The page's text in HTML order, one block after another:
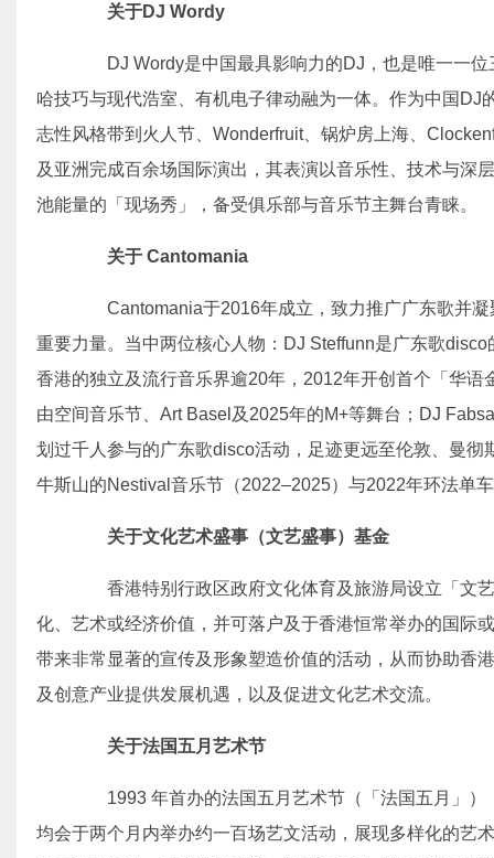
关于DJ Wordy
DJ Wordy是中国最具影响力的DJ，也是唯一一位
哈技巧与现代浩室、有机电子律动融为一体。作为中国
志性风格带到火人节、Wonderfruit、锅炉房上海、
及亚洲完成百余场国际演出，其表演以音乐性、技术与深
池能量的「现场秀」，备受俱乐部与音乐节主舞台青睐。
关于 Cantomania
Cantomania于2016年成立，致力推广广东歌并凝
重要力量。当中两位核心人物：DJ Steffunn是广东歌
香港的独立及流行音乐界逾20年，2012年开创首个「华
由空间音乐节、Art Basel及2025年的M+等舞台；DJ
划过千人参与的广东歌disco活动，足迹更远至伦敦、曼
牛斯山的Nestival音乐节（2022–2025）与2022年环法单
关于文化艺术盛事（文艺盛事）基金
香港特别行政区政府文化体育及旅游局设立「文
化、艺术或经济价值，并可落户及于香港恒常举办的国际
带来非常显著的宣传及形象塑造价值的活动，从而协助香
及创意产业提供发展机遇，以及促进文化艺术交流。
关于法国五月艺术节
1993 年首办的法国五月艺术节（「法国五月」）
均会于两个月内举办约一百场艺文活动，展现多样化的艺